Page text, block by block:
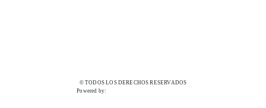
© TODOS LOS DERECHOS RESERVADOS
Powered by: